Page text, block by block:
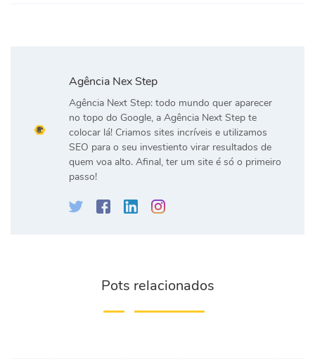
Agência Nex Step
Agência Next Step: todo mundo quer aparecer
no topo do Google, a Agência Next Step te
colocar lá! Criamos sites incríveis e utilizamos
SEO para o seu investiento virar resultados de
quem voa alto. Afinal, ter um site é só o primeiro
passo!
Pots relacionados